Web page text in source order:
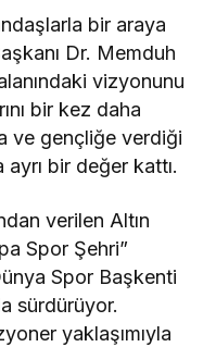
bir araya
Dr. Memduh
vizyonunu
bir kez daha
ve gençliğe verdiği
bir değer kattı.
verilen Altın
Spor Şehri”
Spor Başkenti
sürdürüyor.
yaklaşımıyla